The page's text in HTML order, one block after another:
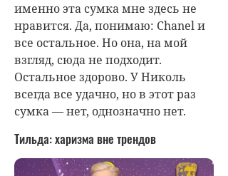
именно эта сумка мне здесь не
нравится. Да, понимаю: Chanel и
все остальное. Но она, на мой
взгляд, сюда не подходит.
Остальное здорово. У Николь
всегда все удачно, но в этот раз
сумка — нет, однозначно нет.
Тильда: харизма вне трендов